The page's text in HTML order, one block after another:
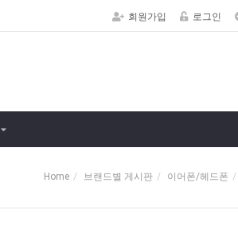
회원가입 로그인
Home 브랜드별 게시판 이어폰/헤드폰